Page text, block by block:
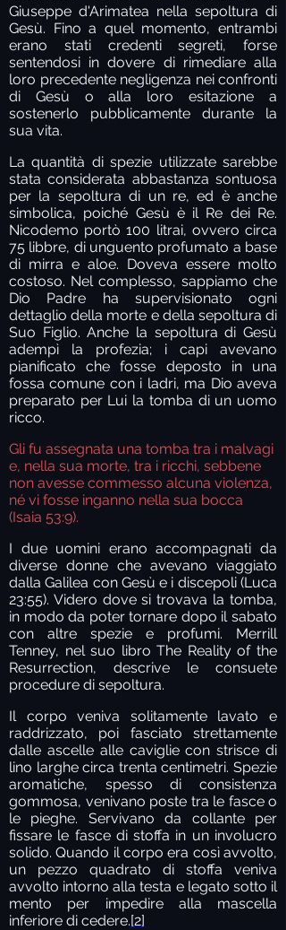
Giuseppe d'Arimatea nella sepoltura di
Gesù. Fino a quel momento, entrambi
erano stati credenti segreti, forse
sentendosi in dovere di rimediare alla
loro precedente negligenza nei confronti
di Gesù o alla loro esitazione a
sostenerlo pubblicamente durante la
sua vita.
La quantità di spezie utilizzate sarebbe
stata considerata abbastanza sontuosa
per la sepoltura di un re, ed è anche
simbolica, poiché Gesù è il Re dei Re.
Nicodemo portò 100 litrai, ovvero circa
75 libbre, di unguento profumato a base
di mirra e aloe. Doveva essere molto
costoso. Nel complesso, sappiamo che
Dio Padre ha supervisionato ogni
dettaglio della morte e della sepoltura di
Suo Figlio. Anche la sepoltura di Gesù
adempì la profezia; i capi avevano
pianificato che fosse deposto in una
fossa comune con i ladri, ma Dio aveva
preparato per Lui la tomba di un uomo
ricco.
Gli fu assegnata una tomba tra i malvagi
e, nella sua morte, tra i ricchi, sebbene
non avesse commesso alcuna violenza,
né vi fosse inganno nella sua bocca
(Isaia 53:9).
I due uomini erano accompagnati da
diverse donne che avevano viaggiato
dalla Galilea con Gesù e i discepoli (Luca
23:55). Videro dove si trovava la tomba,
in modo da poter tornare dopo il sabato
con altre spezie e profumi. Merrill
Tenney, nel suo libro The Reality of the
Resurrection, descrive le consuete
procedure di sepoltura.
Il corpo veniva solitamente lavato e
raddrizzato, poi fasciato strettamente
dalle ascelle alle caviglie con strisce di
lino larghe circa trenta centimetri. Spezie
aromatiche, spesso di consistenza
gommosa, venivano poste tra le fasce o
le pieghe. Servivano da collante per
fissare le fasce di stoffa in un involucro
solido. Quando il corpo era così avvolto,
un pezzo quadrato di stoffa veniva
avvolto intorno alla testa e legato sotto il
mento per impedire alla mascella
inferiore di cedere.[2]